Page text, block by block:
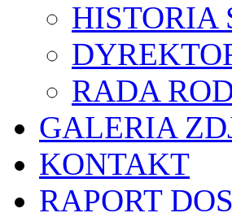
HISTORIA
RADA
GALERIA
KONTAKT
RAPORT